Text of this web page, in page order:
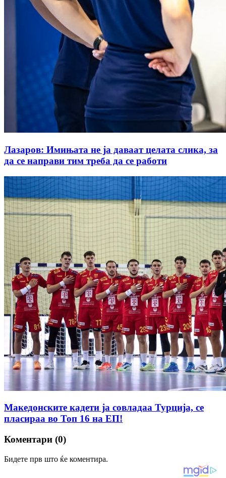
Лазаров: Имињата не ја даваат целата слика, за
да се направи тим треба да се работи
Македонските кадети ја совладаа Турција, се
пласираа во Топ 16 на ЕП!
Коментари (0)
Бидете прв што ќе коментира.